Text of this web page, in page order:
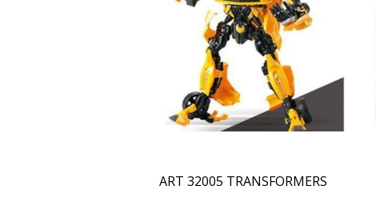
ART 32005 TRANSFORMERS